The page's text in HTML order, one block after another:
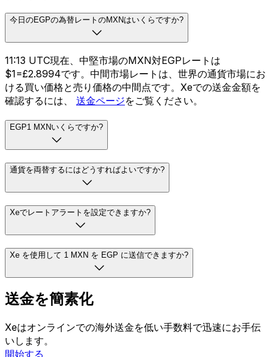
今日のEGPの為替レートのMXNはいくらですか?
11:13 UTC現在、中堅市場のMXN対EGPレートは
$1=£2.8994です。中間市場レートは、世界の通貨市場にお
ける買い価格と売り価格の中間点です。Xeでの送金金額を
確認するには、 送金ページをご覧ください。
EGP1 MXNいくらですか?
通貨を両替するにはどうすればよいですか?
Xeでレートアラートを設定できますか?
Xe を使用して 1 MXN を EGP に送信できますか?
送金を簡素化
Xeはオンラインでの海外送金を低い手数料で迅速にお手伝
いします。
開始する